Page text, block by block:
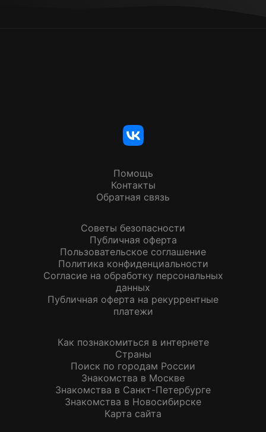
Помощь
Контакты
Обратная связь
Советы безопасности
Публичная оферта
Пользовательское соглашение
Политика конфиденциальности
Согласие на обработку персональных
данных
Публичная оферта на рекуррентные
платежи
Как познакомиться в интернете
Страны
Поиск по городам России
Знакомства в Москве
Знакомства в Санкт-Петербурге
Знакомства в Новосибирске
Карта сайта